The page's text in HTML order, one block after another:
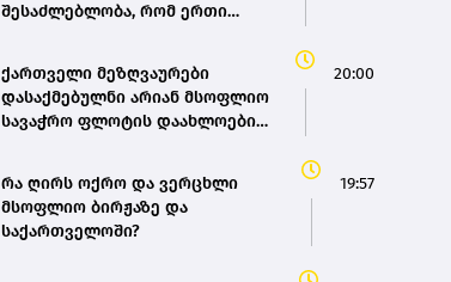
შესაძლებლობა, რომ ერთი
მხრივ, მის ოპერირებაში
უზრუნველვყოთ ჩვენი არაერთი
საერთაშორისო პარტნიორის
ქვრივიშვილი
ქართველი მეზღვაურები
დასაქმებულნი არიან მსოფლიო
სავაჭრო ფლოტის დაახლოებით
20:00
რა ღირს ოქრო და ვერცხლი
მსოფლიო ბირჟაზე და
საქართველოში?
19:57